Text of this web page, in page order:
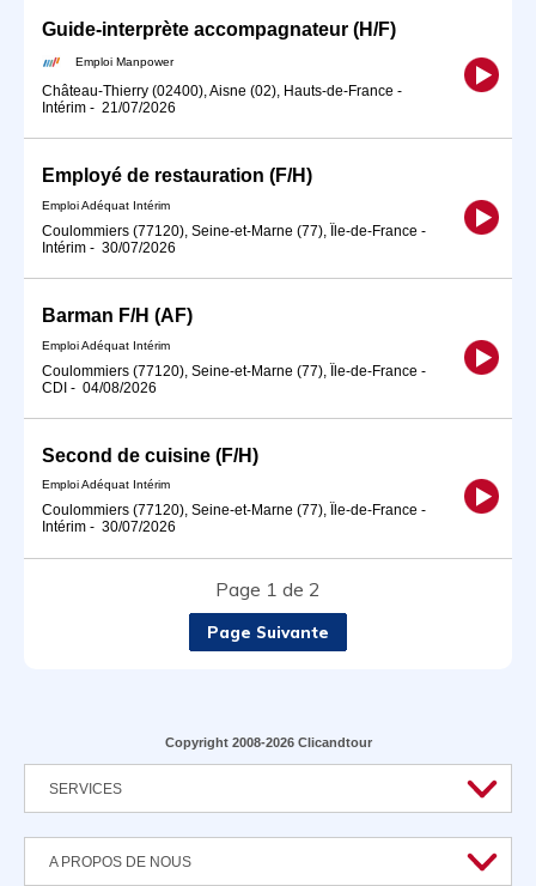
Guide-interprète accompagnateur (H/F)
Emploi Manpower
Château-Thierry (02400), Aisne (02), Hauts-de-France -
Intérim - 21/07/2026
Employé de restauration (F/H)
Emploi Adéquat Intérim
Coulommiers (77120), Seine-et-Marne (77), Île-de-France -
Intérim - 30/07/2026
Barman F/H (AF)
Emploi Adéquat Intérim
Coulommiers (77120), Seine-et-Marne (77), Île-de-France -
CDI - 04/08/2026
Second de cuisine (F/H)
Emploi Adéquat Intérim
Coulommiers (77120), Seine-et-Marne (77), Île-de-France -
Intérim - 30/07/2026
Page 1 de 2
Page Suivante
Copyright 2008-2026 Clicandtour
SERVICES
A PROPOS DE NOUS